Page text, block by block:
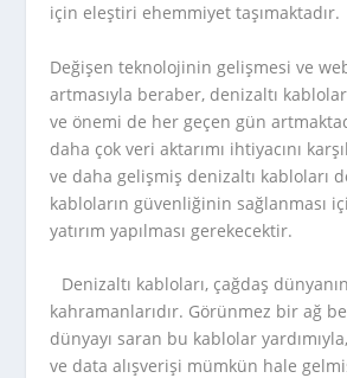
için eleştiri ehemmiyet taşımaktadır.
Değişen teknolojinin gelişmesi ve
artmasıyla beraber, denizaltı
ve önemi de her geçen gün
daha çok veri aktarımı ihtiyacını
ve daha gelişmiş denizaltı kabloları
kabloların güvenliğinin sağlanması
yatırım yapılması gerekecektir.
Denizaltı kabloları, çağdaş
kahramanlarıdır. Görünmez bir ağ
dünyayı saran bu kablolar
ve data alışverişi mümkün hale